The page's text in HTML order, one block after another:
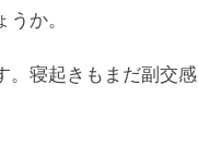
か。
。寝起きもまだ副交感